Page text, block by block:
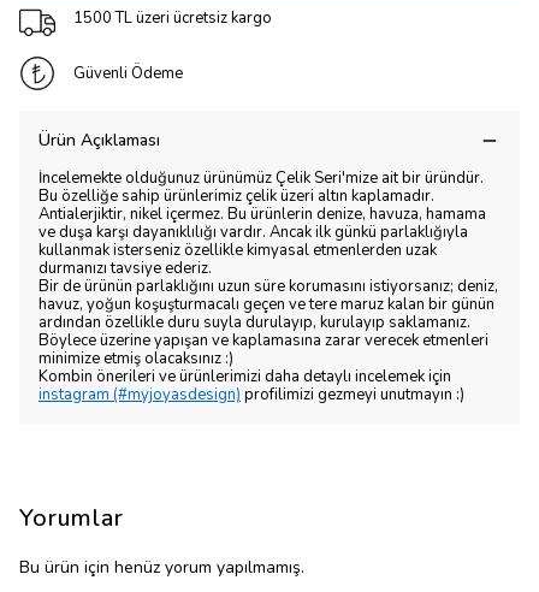
1500 TL üzeri ücretsiz kargo
Güvenli Ödeme
Ürün Açıklaması
İncelemekte olduğunuz ürünümüz Çelik Seri'mize ait bir üründür.
Bu özelliğe sahip ürünlerimiz çelik üzeri altın kaplamadır.
Antialerjiktir, nikel içermez. Bu ürünlerin denize, havuza, hamama
ve duşa karşı dayanıklılığı vardır. Ancak ilk günkü parlaklığıyla
kullanmak isterseniz özellikle kimyasal etmenlerden uzak
durmanızı tavsiye ederiz.
Bir de ürünün parlaklığını uzun süre korumasını istiyorsanız; deniz,
havuz, yoğun koşuşturmacalı geçen ve tere maruz kalan bir günün
ardından özellikle duru suyla durulayıp, kurulayıp saklamanız.
Böylece üzerine yapışan ve kaplamasına zarar verecek etmenleri
minimize etmiş olacaksınız :)
Kombin önerileri ve ürünlerimizi daha detaylı incelemek için
instagram (#myjoyasdesign) profilimizi gezmeyi unutmayın :)
Yorumlar
Bu ürün için henüz yorum yapılmamış.